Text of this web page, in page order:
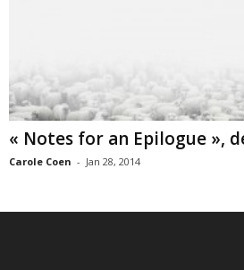
« Notes for an Epilogue »,
Carole Coen - Jan 28, 2014